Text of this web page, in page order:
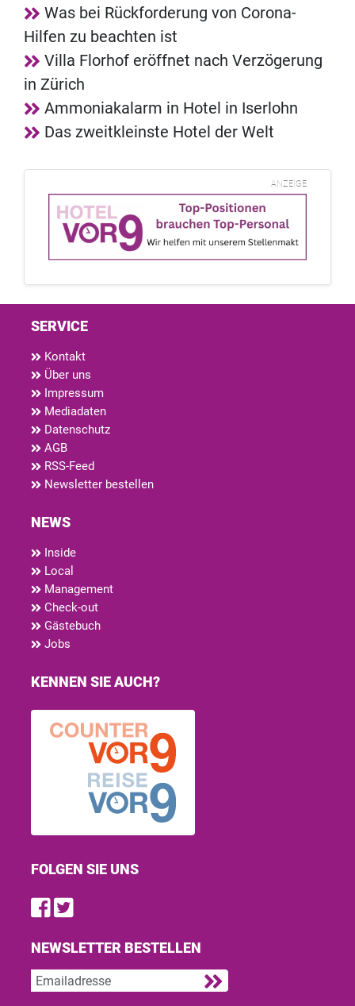
Was bei Rückforderung von Corona-
Hilfen zu beachten ist
Villa Florhof eröffnet nach Verzögerung
in Zürich
Ammoniakalarm in Hotel in Iserlohn
Das zweitkleinste Hotel der Welt
ANZEIGE
SERVICE
Kontakt
Über uns
Impressum
Mediadaten
Datenschutz
AGB
RSS-Feed
Newsletter bestellen
NEWS
Inside
Local
Management
Check-out
Gästebuch
Jobs
KENNEN SIE AUCH?
FOLGEN SIE UNS
Find us on Facebook
Follow us on Twitter
NEWSLETTER BESTELLEN